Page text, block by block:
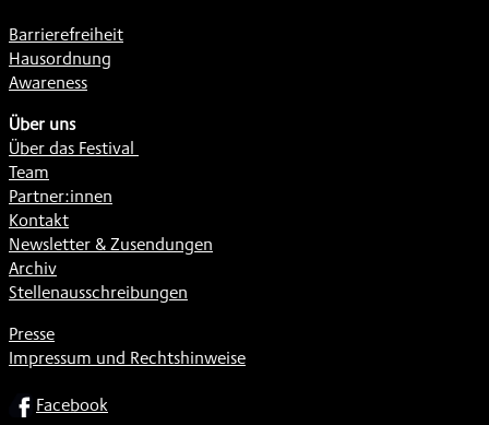
Barrierefreiheit
Hausordnung
Awareness
Über uns
Über das Festival
Team
Partner:innen
Kontakt
Newsletter & Zusendungen
Archiv
Stellenausschreibungen
Presse
Impressum und Rechtshinweise
SOCIALFacebook